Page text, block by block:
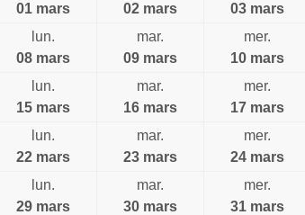
01 mars
02 mars
03 mars
lun.
08 mars
mar.
09 mars
mer.
10 mars
lun.
15 mars
mar.
16 mars
mer.
17 mars
lun.
22 mars
mar.
23 mars
mer.
24 mars
lun.
29 mars
mar.
30 mars
mer.
31 mars